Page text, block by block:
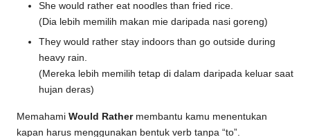
She would rather eat noodles than fried rice.
(Dia lebih memilih makan mie daripada nasi goreng)
They would rather stay indoors than go outside during
heavy rain.
(Mereka lebih memilih tetap di dalam daripada keluar saat
hujan deras)
Memahami Would Rather membantu kamu menentukan
kapan harus menggunakan bentuk verb tanpa “to”.